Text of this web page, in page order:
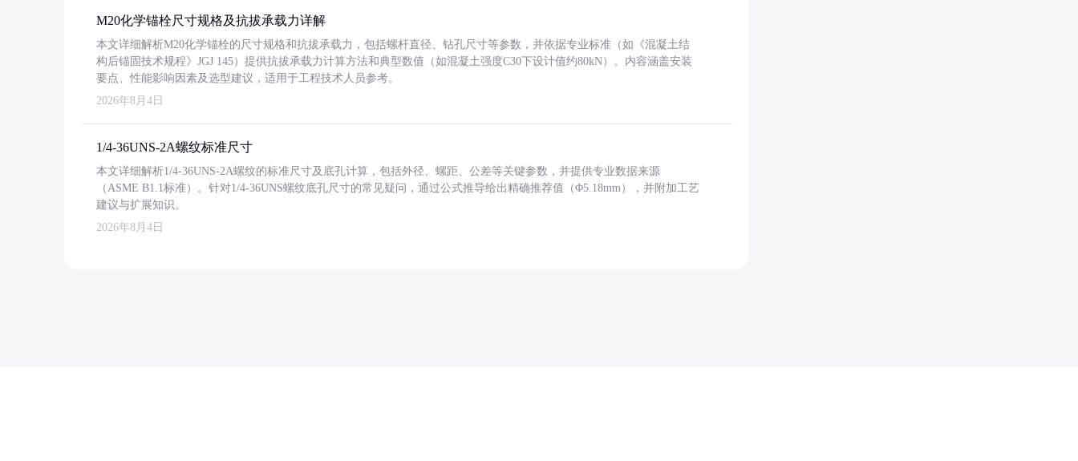
M20化学锚栓尺寸规格及抗拔承载力详解
本文详细解析M20化学锚栓的尺寸规格和抗拔承载力，包括螺杆直径、钻孔尺寸等参数，并依据专业标准（如《混凝土结
构后锚固技术规程》JGJ 145）提供抗拔承载力计算方法和典型数值（如混凝土强度C30下设计值约80kN）。内容涵盖安装
要点、性能影响因素及选型建议，适用于工程技术人员参考。
2026年8月4日
1/4-36UNS-2A螺纹标准尺寸
本文详细解析1/4-36UNS-2A螺纹的标准尺寸及底孔计算，包括外径、螺距、公差等关键参数，并提供专业数据来源
（ASME B1.1标准）。针对1/4-36UNS螺纹底孔尺寸的常见疑问，通过公式推导给出精确推荐值（Φ5.18mm），并附加工艺
建议与扩展知识。
2026年8月4日